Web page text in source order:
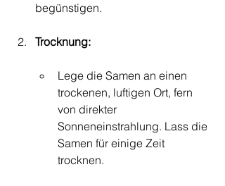
begünstigen.
Trocknung:
Lege die Samen an einen
trockenen, luftigen Ort, fern
von direkter
Sonneneinstrahlung. Lass die
Samen für einige Zeit
trocknen.